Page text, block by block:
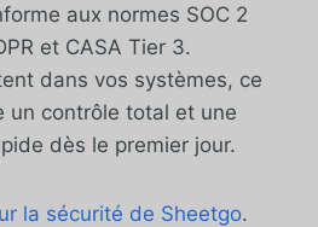
aux normes SOC 2
et CASA Tier 3.
dans vos systèmes, ce
un contrôle total et une
dès le premier jour.
la sécurité de Sheetgo.